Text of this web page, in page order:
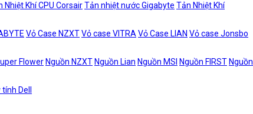
Nhiệt Khí CPU CorsairTản nhiệt nước Gigabyte Tản Nhiệt Khí
Vỏ Case NZXTVỏ case VITRA Vỏ Case LIAN Vỏ case Jonsbo
Flower Nguồn NZXT Nguồn Lian Nguồn MSI Nguồn FIRST Nguồn
Dell